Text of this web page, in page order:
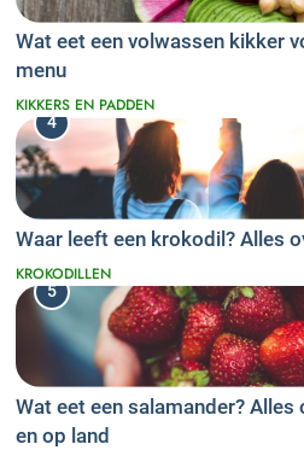
Wat eet een volwassen kikker
menu
KIKKERS EN PADDEN
4
Waar leeft een krokodil? Alles
KROKODILLEN
5
Wat eet een salamander?
en op land